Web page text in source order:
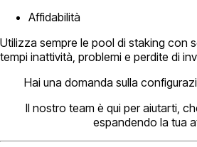
Affidabilità
Utilizza sempre le pool di staking con
tempi inattività, problemi e perdite di
Hai una domanda sulla
Il nostro team è qui per aiutarti,
espandendo la tua